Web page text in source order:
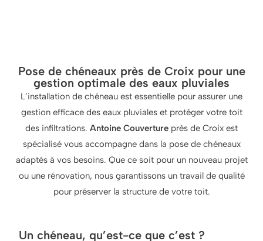
Pose de chéneaux près de Croix pour une
gestion optimale des eaux pluviales
L’installation de chéneau est essentielle pour assurer une
gestion efficace des eaux pluviales et protéger votre toit
des infiltrations. Antoine Couverture près de Croix est
spécialisé vous accompagne dans la pose de chéneaux
adaptés à vos besoins. Que ce soit pour un nouveau projet
ou une rénovation, nous garantissons un travail de qualité
pour préserver la structure de votre toit.
Un chéneau, qu’est-ce que c’est ?